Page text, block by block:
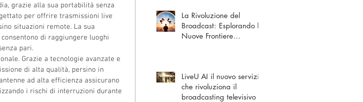
grazie alla sua portabilità senza
per offrire trasmissioni live
situazioni remote. La sua
di raggiungere luoghi
pari.
Grazie a tecnologie avanzate e
di alta qualità, persino in
ad alta efficienza assicurano
i rischi di interruzioni durante
La Rivoluzione del
Broadcast: Esplorando le
Nuove Frontiere
LiveU AI il nuovo servizio
che rivoluziona il
broadcasting televisivo